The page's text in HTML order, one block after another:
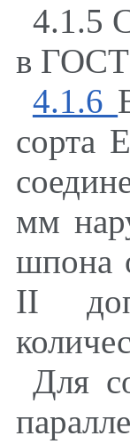
4.1.5
в ГОСТ
4.1.6
сорта
мм
шпона
II
Для